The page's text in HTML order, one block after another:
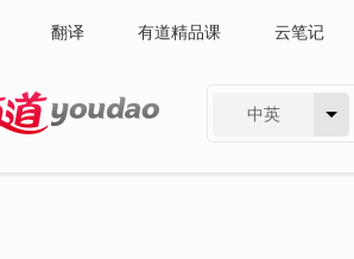
翻译 有道精品课 云笔记
中英